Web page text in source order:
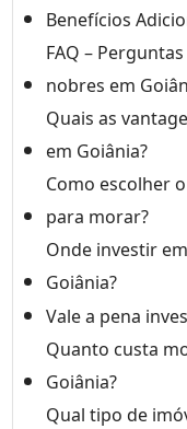
Benefícios
FAQ –
nobres em
Quais as
em Goiânia?
Como escolher
para morar?
Onde investir
Goiânia?
Vale a pena
Quanto custa
Goiânia?
Qual tipo de